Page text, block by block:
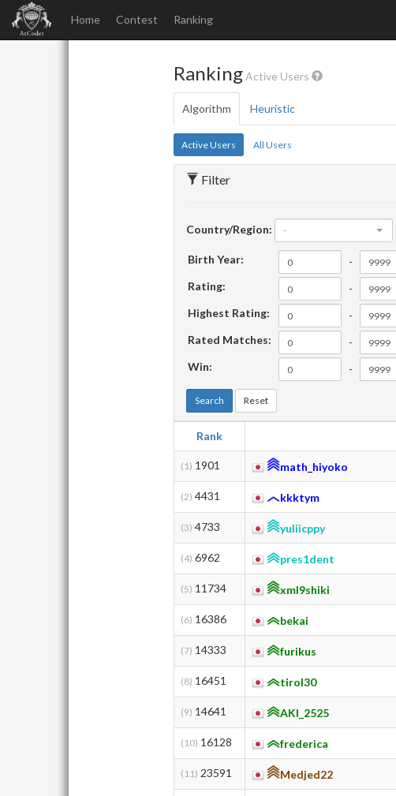
Home Contest Ranking
RankingActive Users
Algorithm Heuristic
Active Users All Users
Filter
Country/Region: -
Birth Year:
-
Rating:
-
Highest Rating:
-
Rated Matches:
-
Win:
-
Search Reset
Rank
(1) 1901 math_hiyoko
(2) 4431 kkktym
(3) 4733 yuliicppy
(4) 6962 pres1dent
(5) 11734 xml9shiki
(6) 16386 bekai
(7) 14333 furikus
(8) 16451 tirol30
(9) 14641 AKI_2525
(10) 16128 frederica
(11) 23591 Medjed22